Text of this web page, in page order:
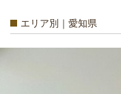
エリア別｜愛知県